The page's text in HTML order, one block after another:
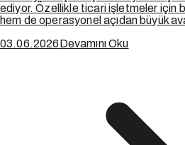
ediyor. Özellikle ticari işletmeler için
hem de operasyonel açıdan büyük
03.06.2026Devamını Oku